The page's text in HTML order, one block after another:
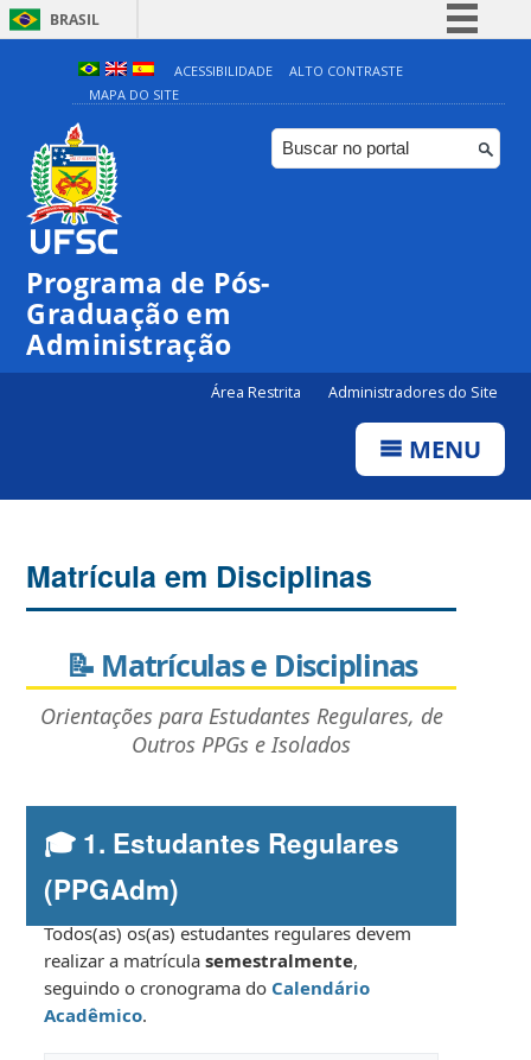
BRASIL
Simplifique!
Comunica BR
Participe
ACESSIBILIDADE
ALTO CONTRASTE
MAPA DO SITE
Programa de Pós-
Graduação em
Administração
Área Restrita Administradores do Site
MENU
Matrícula em Disciplinas
📝 Matrículas e Disciplinas
Orientações para Estudantes Regulares, de
Outros PPGs e Isolados
🎓 1. Estudantes Regulares
(PPGAdm)
Todos(as) os(as) estudantes regulares devem
realizar a matrículasemestralmente,
seguindo o cronograma do Calendário
Acadêmico.